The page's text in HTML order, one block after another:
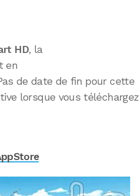
HD, la
en
de date de fin pour cette
lorsque vous téléchargez